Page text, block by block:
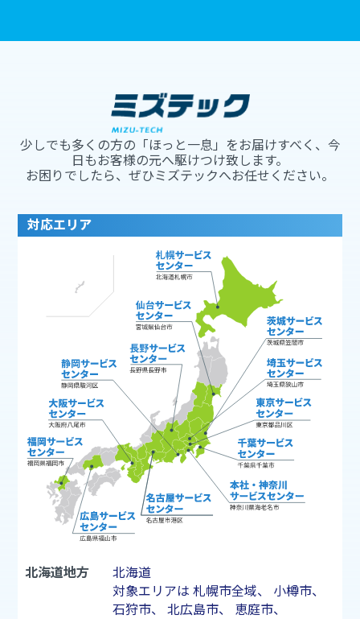
少しでも多くの方の「ほっと一息」をお届けすべく、今
日もお客様の元へ駆けつけ致します。
お困りでしたら、ぜひミズテックへお任せください。
対応エリア
北海道地方
北海道
対象エリアは 札幌市全域、 小樽市、
石狩市、 北広島市、 恵庭市、